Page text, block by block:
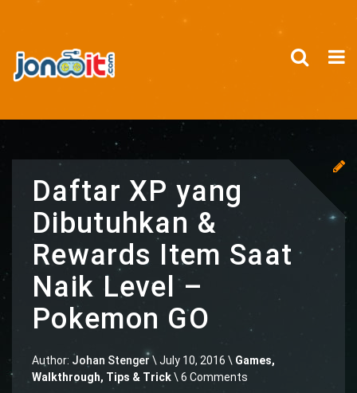
Daftar XP yang
Dibutuhkan &
Rewards Item Saat
Naik Level –
Pokemon GO
Author: Johan Stenger \ July 10, 2016 \ Games,
Walkthrough, Tips & Trick\ 6 Comments